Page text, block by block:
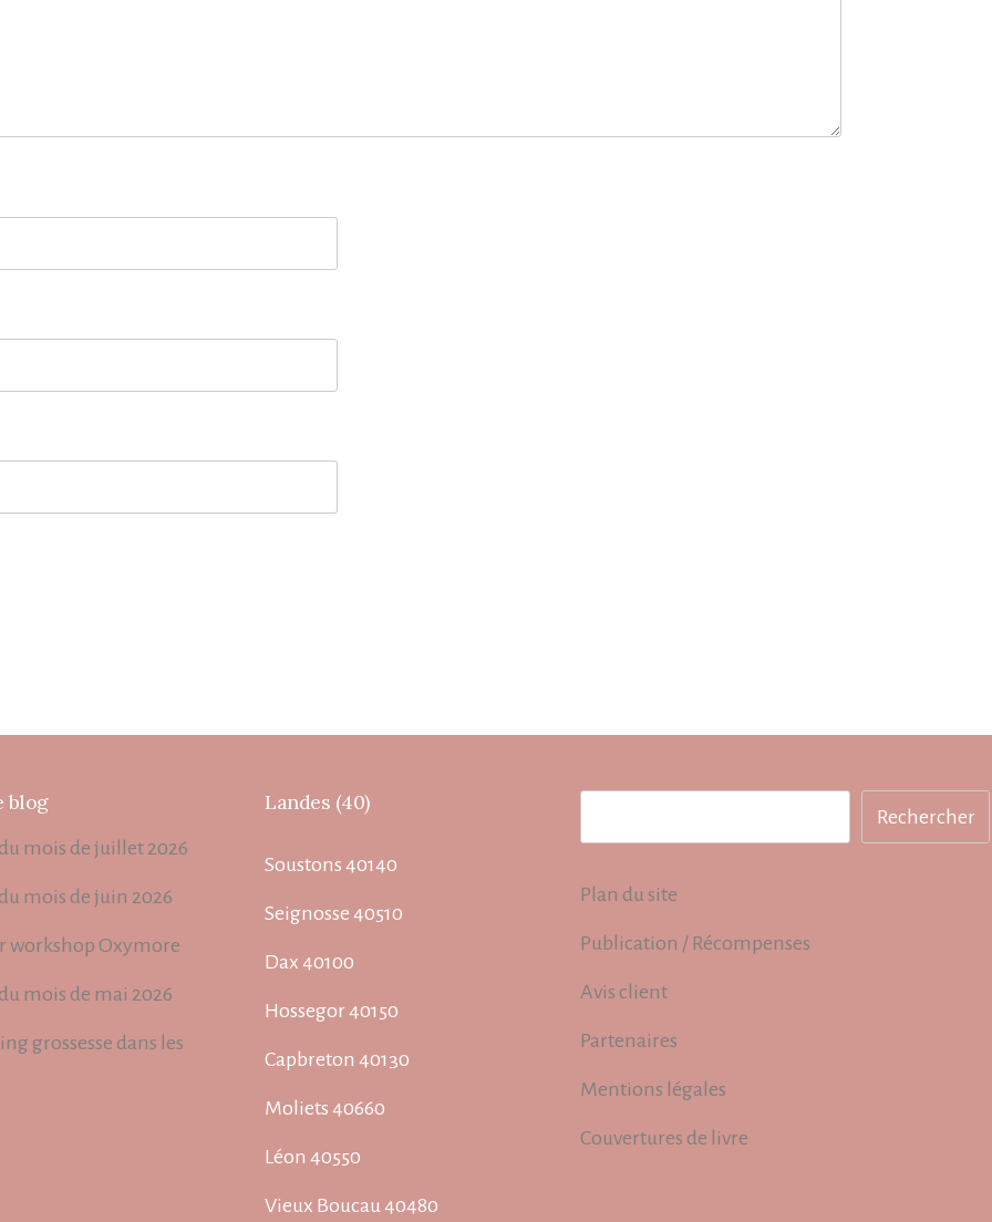
blog
mois de juillet 2026
mois de juin 2026
workshop Oxymore
mois de mai 2026
grossesse dans les
Landes (40)
Soustons 40140
Seignosse 40510
Dax 40100
Hossegor 40150
Capbreton 40130
Moliets 40660
Léon 40550
Vieux Boucau 40480
Rechercher
Plan du site
Publication / Récompenses
Avis client
Partenaires
Mentions légales
Couvertures de livre